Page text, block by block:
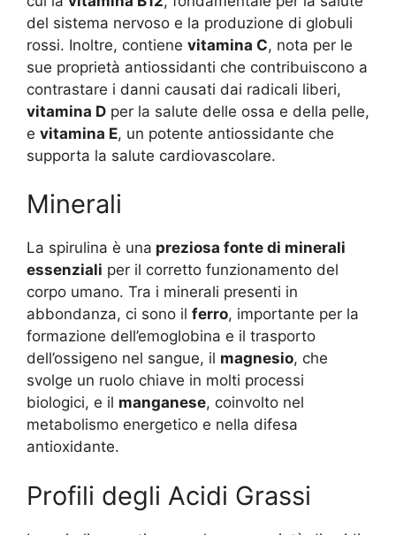
del sistema nervoso e la produzione di globuli
rossi. Inoltre, contiene vitamina C, nota per le
sue proprietà antiossidanti che contribuiscono a
contrastare i danni causati dai radicali liberi,
vitamina D per la salute delle ossa e della pelle,
e vitamina E, un potente antiossidante che
supporta la salute cardiovascolare.
Minerali
La spirulina è una preziosa fonte di minerali
essenziali per il corretto funzionamento del
corpo umano. Tra i minerali presenti in
abbondanza, ci sono il ferro, importante per la
formazione dell’emoglobina e il trasporto
dell’ossigeno nel sangue, il magnesio, che
svolge un ruolo chiave in molti processi
biologici, e il manganese, coinvolto nel
metabolismo energetico e nella difesa
antioxidante.
Profili degli Acidi Grassi